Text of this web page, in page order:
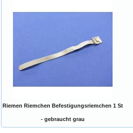
Riemen Riemchen Befestigungsriemchen 1 St
- gebraucht grau